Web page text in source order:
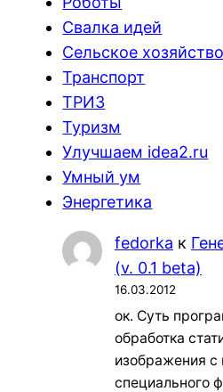
Свалка идей
Сельское хозяйство
Транспорт
ТРИЗ
Туризм
Улучшаем idea2.ru
Умный ум
Энергетика
fedorka к
(v. 0.1 beta)
16.03.2012
ок. Суть
обработка
изображения
специального